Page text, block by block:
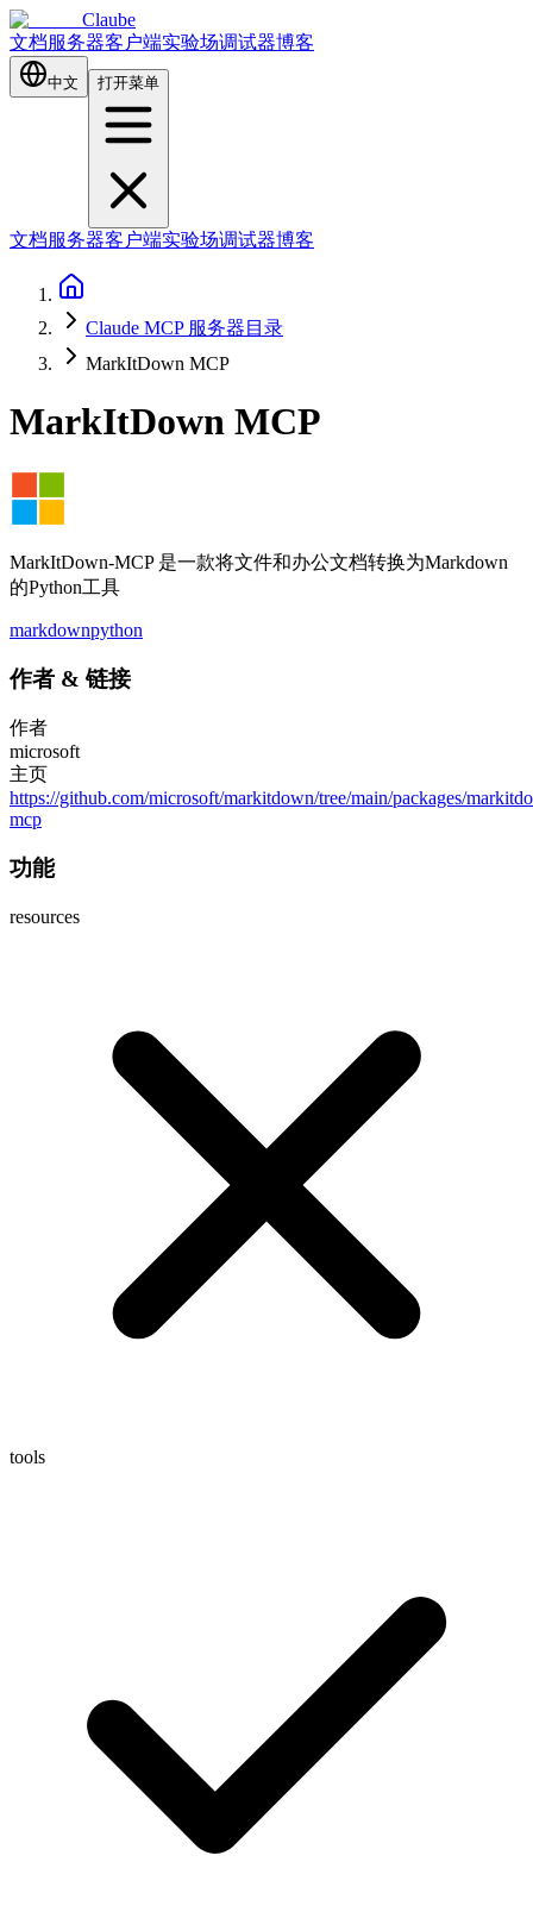
Claube
文档服务器客户端实验场调试器博客
中文 打开菜单
文档服务器客户端实验场调试器博客
Claude MCP 服务器目录
MarkItDown MCP
MarkItDown MCP
MarkItDown-MCP 是一款将文件和办公文档转换为Markdown
的Python工具
markdownpython
作者 &链接
作者
microsoft
主页
https://github.com/microsoft/markitdown/tree/main/packages/
mcp
功能
resources
tools